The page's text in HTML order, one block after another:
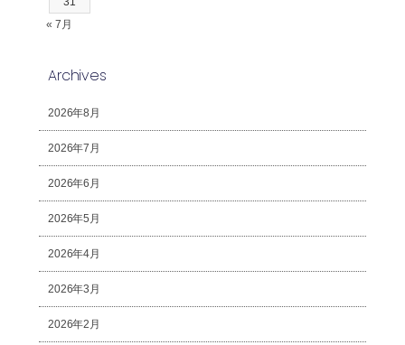
« 7月
Archives
2026年8月
2026年7月
2026年6月
2026年5月
2026年4月
2026年3月
2026年2月